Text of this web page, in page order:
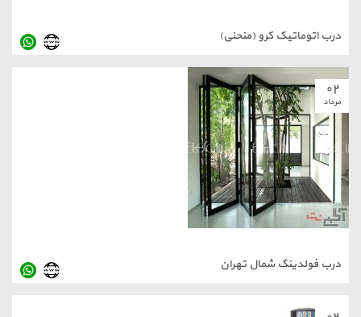
درب اتوماتیک کرو (منحنی)
مرداد
درب فولدینگ شمال تهران